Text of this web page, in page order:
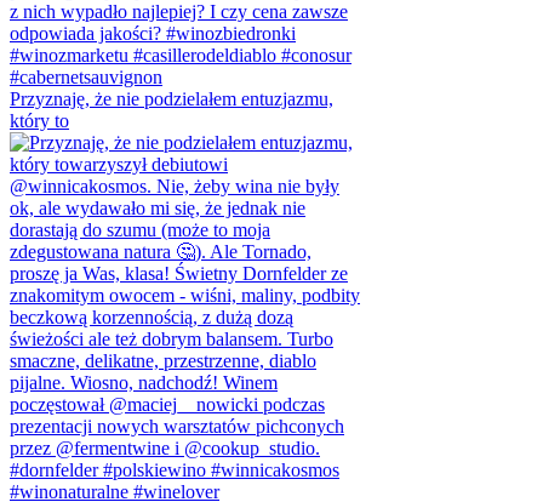
Przyznaję, że nie podzielałem entuzjazmu,
który to